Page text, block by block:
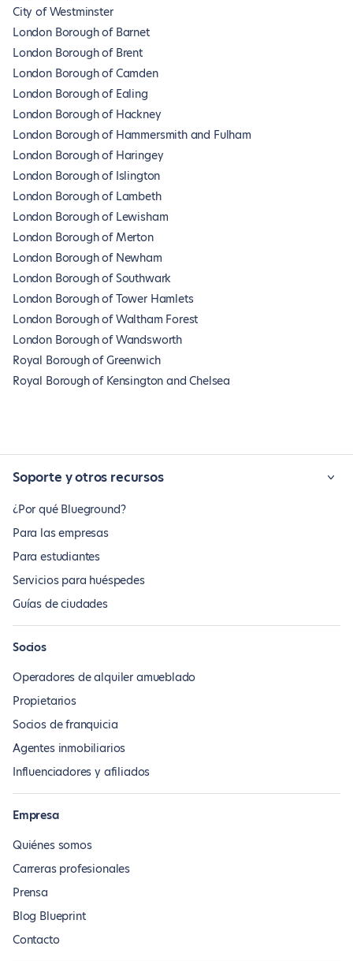
City of Westminster
London Borough of Barnet
London Borough of Brent
London Borough of Camden
London Borough of Ealing
London Borough of Hackney
London Borough of Hammersmith and Fulham
London Borough of Haringey
London Borough of Islington
London Borough of Lambeth
London Borough of Lewisham
London Borough of Merton
London Borough of Newham
London Borough of Southwark
London Borough of Tower Hamlets
London Borough of Waltham Forest
London Borough of Wandsworth
Royal Borough of Greenwich
Royal Borough of Kensington and Chelsea
Soporte y otros recursos
¿Por qué Blueground?
Para las empresas
Para estudiantes
Servicios para huéspedes
Guías de ciudades
Socios
Operadores de alquiler amueblado
Propietarios
Socios de franquicia
Agentes inmobiliarios
Influenciadores y afiliados
Empresa
Quiénes somos
Carreras profesionales
Prensa
Blog Blueprint
Contacto